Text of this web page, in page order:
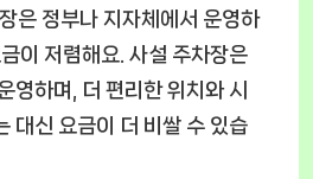
은 정부나 지자체에서 운영하
이 저렴해요. 사설 주차장은
영하며, 더 편리한 위치와 시
대신 요금이 더 비쌀 수 있습